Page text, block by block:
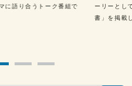
に語り合うトーク番組で
ーリーとし
書」を掲載